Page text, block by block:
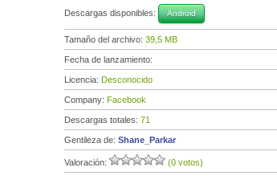
Descargas disponibles: Android
Tamaño del archivo: 39,5 MB
Fecha de lanzamiento:
Licencia: Desconocido
Company: Facebook
Descargas totales: 71
Gentileza de: Shane_Parkar
Valoración: (0 votos)